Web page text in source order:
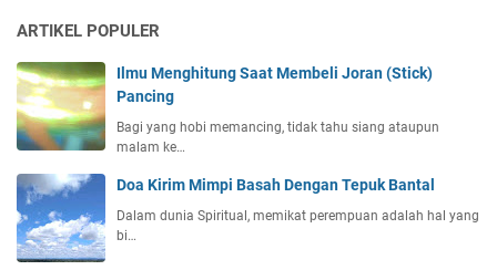
ARTIKEL POPULER
Ilmu Menghitung Saat Membeli Joran (Stick)
Pancing
Bagi yang hobi memancing, tidak tahu siang ataupun
malam ke…
Doa Kirim Mimpi Basah Dengan Tepuk Bantal
Dalam dunia Spiritual, memikat perempuan adalah hal yang
bi…